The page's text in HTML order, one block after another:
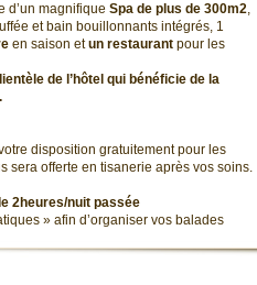
d’un magnifique Spa de plus de 300m2,
et bain bouillonnants intégrés, 1
en saison etun restaurant pour les
de l’hôtel qui bénéficie de la
disposition gratuitement pour les
sera offerte en tisanerie après vos soins.
2heures/nuit passée
» afin d’organiser vos balades